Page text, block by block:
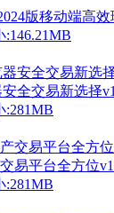
版移动端高
:146.21MB
全交易新选择
:281MB
易平台全方位
:281MB